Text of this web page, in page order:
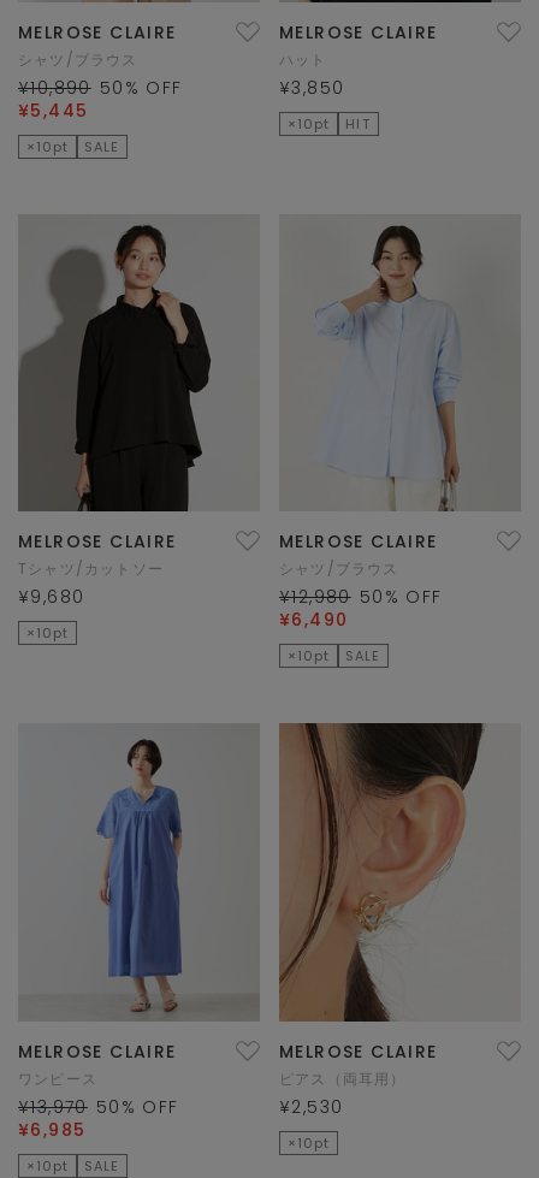
MELROSE CLAIRE
シャツ/ブラウス
¥10,890 50 % OFF
¥5,445
×10pt SALE
MELROSE CLAIRE
ハット
¥3,850
×10pt HIT
MELROSE CLAIRE
Tシャツ/カットソー
¥9,680
×10pt
MELROSE CLAIRE
シャツ/ブラウス
¥12,980 50 % OFF
¥6,490
×10pt SALE
MELROSE CLAIRE
ワンピース
¥13,970 50 % OFF
¥6,985
×10pt SALE
MELROSE CLAIRE
ピアス（両耳用）
¥2,530
×10pt